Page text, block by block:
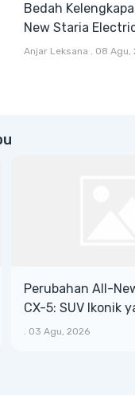
Bedah
New Staria
Hybrid yang
Anjar Leksana . 08 Agu,
Perubahan All-
CX-5: SUV Ikonik
Bongsor, Mewah,
. 03 Agu, 2026